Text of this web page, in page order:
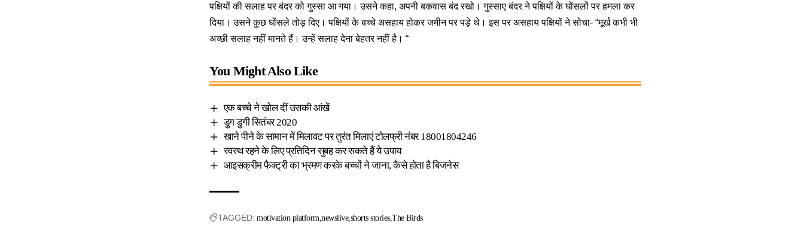
पक्षियों की सलाह पर बंदर को गुस्सा आ गया। उसने कहा, अपनी बकवास बंद रखो। गुस्साए बंदर ने पक्षियों के घोंसलों पर हमला कर
दिया। उसने कुछ घोंसले तोड़ दिए। पक्षियों के बच्चे असहाय होकर जमीन पर पड़े थे। इस पर असहाय पक्षियों ने सोचा- “मूर्ख कभी भी
अच्छी सलाह नहीं मानते हैं। उन्हें सलाह देना बेहतर नहीं है। “
You Might Also Like
एक बच्चे ने खोल दीं उसकी आंखें
डुग डुगी सितंबर 2020
खाने पीने के सामान में मिलावट पर तुरंत मिलाएं टोलफ्री नंबर 18001804246
स्वस्थ रहने के लिए प्रतिदिन सुबह कर सकते हैं ये उपाय
आइसक्रीम फैक्ट्री का भ्रमण करके बच्चों ने जाना, कैसे होता है बिजनेस
TAGGED: motivation platform newslive shorts stories The Birds